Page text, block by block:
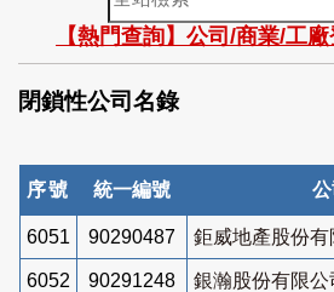
站
檢
索
【熱門查詢】公司/商業/工
閉鎖性公司名錄
序號 統一編號
6051 90290487 鉅威地產股份有
6052 90291248 銀瀚股份有限公